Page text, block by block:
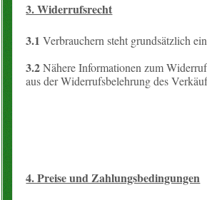
3. Widerrufsrecht
3.1 Verbrauchern steht grundsätzlich
3.2Nähere Informationen zum
aus der Widerrufsbelehrung des
4. Preise und Zahlungsbedingungen